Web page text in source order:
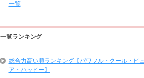
一覧
一覧ランキング
総合力高い順ランキング【パワフル・クール・ピュ
ア・ハッピー】